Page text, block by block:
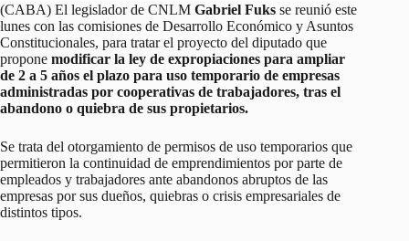
(CABA) El legislador de CNLM Gabriel Fuks se reunió este
lunes con las comisiones de Desarrollo Económico y Asuntos
Constitucionales, para tratar el proyecto del diputado que
propone modificar la ley de expropiaciones para ampliar
de 2 a 5 años el plazo para uso temporario de empresas
administradas por cooperativas de trabajadores, tras el
abandono o quiebra de sus propietarios.
Se trata del otorgamiento de permisos de uso temporarios que
permitieron la continuidad de emprendimientos por parte de
empleados y trabajadores ante abandonos abruptos de las
empresas por sus dueños, quiebras o crisis empresariales de
distintos tipos.